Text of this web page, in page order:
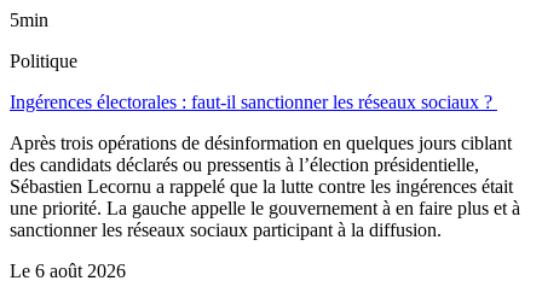
5min
Politique
Ingérences électorales : faut-il sanctionner les réseaux sociaux ?
Après trois opérations de désinformation en quelques jours ciblant
des candidats déclarés ou pressentis à l’élection présidentielle,
Sébastien Lecornu a rappelé que la lutte contre les ingérences était
une priorité. La gauche appelle le gouvernement à en faire plus et à
sanctionner les réseaux sociaux participant à la diffusion.
Le 6 août 2026